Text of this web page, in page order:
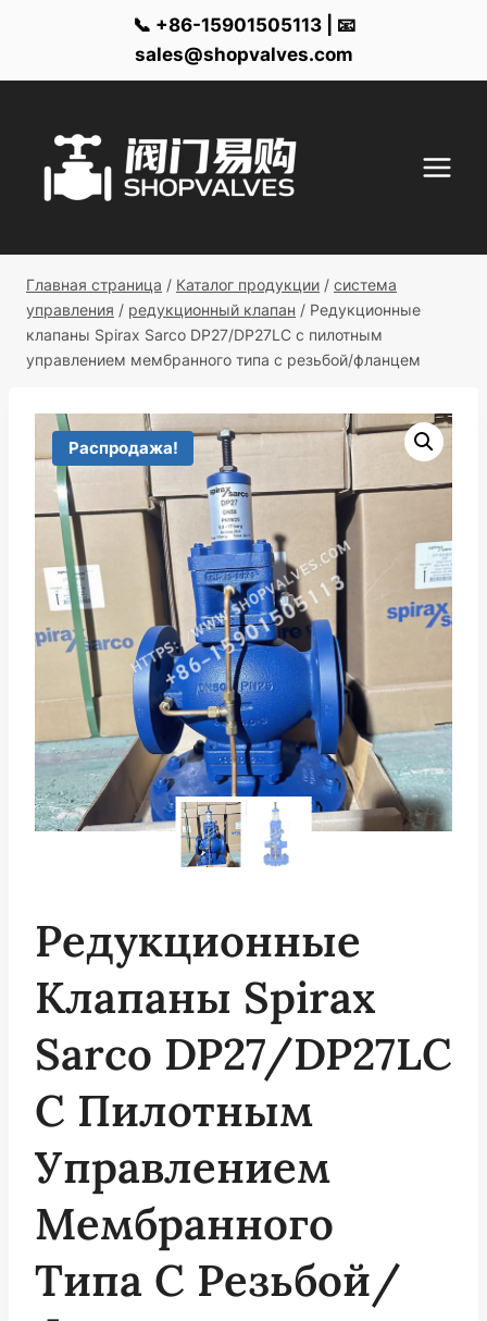
📞 +86-15901505113 | 📧
sales@shopvalves.com
контенту
Главная страница / Каталог продукции / система
управления / редукционный клапан / Редукционные
клапаны Spirax Sarco DP27/DP27LC с пилотным
управлением мембранного типа с резьбой/фланцем
Распродажа!
Редукционные
Клапаны Spirax
Sarco DP27/DP27LC
С Пилотным
Управлением
Мембранного
Типа С Резьбой/